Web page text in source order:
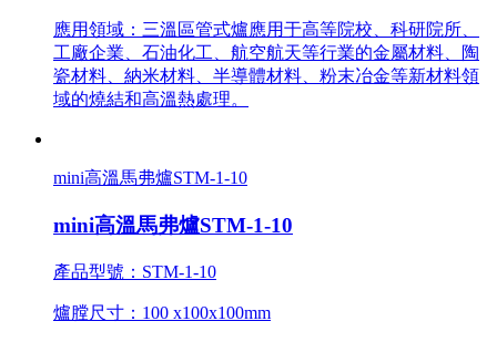
應用領域：三溫區管式爐應用于高等院校、科研院所、
工廠企業、石油化工、航空航天等行業的金屬材料、陶
瓷材料、納米材料、半導體材料、粉末冶金等新材料領
域的燒結和高溫熱處理。
mini高溫馬弗爐STM-1-10
mini高溫馬弗爐STM-1-10
產品型號：STM-1-10
爐膛尺寸：100 x100x100mm